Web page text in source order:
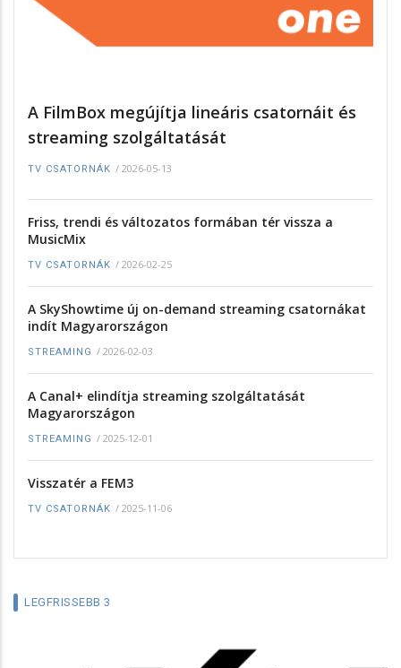
A FilmBox megújítja lineáris csatornáit és
streaming szolgáltatását
TV CSATORNÁK / 2026-05-13
Friss, trendi és változatos formában tér vissza a
MusicMix
TV CSATORNÁK / 2026-02-25
A SkyShowtime új on-demand streaming csatornákat
indít Magyarországon
STREAMING / 2026-02-03
A Canal+ elindítja streaming szolgáltatását
Magyarországon
STREAMING / 2025-12-01
Visszatér a FEM3
TV CSATORNÁK / 2025-11-06
LEGFRISSEBB 3